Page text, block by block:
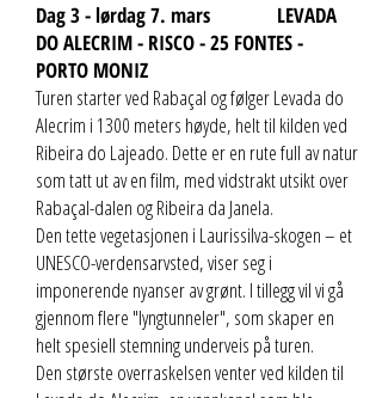
Dag 3 - lørdag 7. mars LEVADA
DO ALECRIM - RISCO - 25 FONTES -
PORTO MONIZ
Turen starter ved Rabaçal og følger Levada do
Alecrim i 1300 meters høyde, helt til kilden ved
Ribeira do Lajeado. Dette er en rute full av natur
som tatt ut av en film, med vidstrakt utsikt over
Rabaçal-dalen og Ribeira da Janela.
Den tette vegetasjonen i Laurissilva-skogen – et
UNESCO-verdensarvsted, viser seg i
imponerende nyanser av grønt. I tillegg vil vi gå
gjennom flere "lyngtunneler", som skaper en
helt spesiell stemning underveis på turen.
Den største overraskelsen venter ved kilden til